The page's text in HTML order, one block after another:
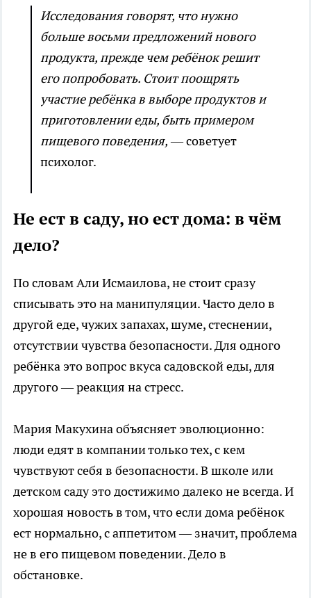
Исследования говорят, что нужно
больше восьми предложений нового
продукта, прежде чем ребёнок решит
его попробовать. Стоит поощрять
участие ребёнка в выборе продуктов и
приготовлении еды, быть примером
пищевого поведения,— советует
психолог.
Не ест в саду, но ест дома: в чём
дело?
По словам Али Исмаилова, не стоит сразу
списывать это на манипуляции. Часто дело в
другой еде, чужих запахах, шуме, стеснении,
отсутствии чувства безопасности. Для одного
ребёнка это вопрос вкуса садовской еды, для
другого — реакция на стресс.
Мария Макухина объясняет эволюционно:
люди едят в компании только тех, с кем
чувствуют себя в безопасности. В школе или
детском саду это достижимо далеко не всегда. И
хорошая новость в том, что если дома ребёнок
ест нормально, с аппетитом — значит, проблема
не в его пищевом поведении. Дело в
обстановке.